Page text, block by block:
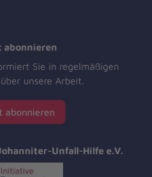
abonnieren
Sie in regelmäßigen
unsere Arbeit.
abonnieren
Unfall-Hilfe e.V.